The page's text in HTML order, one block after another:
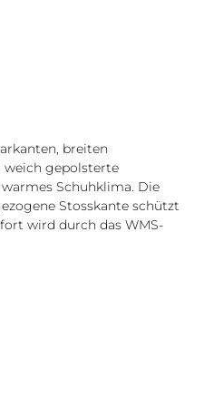
breiten
weich gepolsterte
Schuhklima. Die
Stosskante schützt
wird durch das WMS-